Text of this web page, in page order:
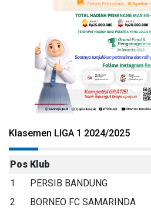
Klasemen LIGA 1 2024/2025
Pos Klub
1
PERSIB BANDUNG
2
BORNEO FC SAMARINDA